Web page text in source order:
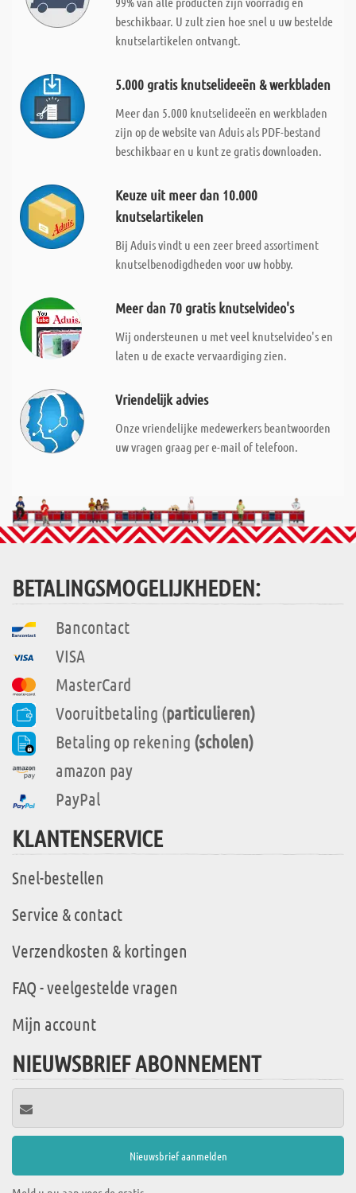
beschikbaar. U zult zien hoe snel u uw bestelde
knutselartikelen ontvangt.
5.000 gratis knutselideeën & werkbladen
Meer dan 5.000 knutselideeën en werkbladen
zijn op de website van Aduis als PDF-bestand
beschikbaar en u kunt ze gratis downloaden.
Keuze uit meer dan 10.000
knutselartikelen
Bij Aduis vindt u een zeer breed assortiment
knutselbenodigdheden voor uw hobby.
Meer dan 70 gratis knutselvideo's
Wij ondersteunen u met veel knutselvideo's en
laten u de exacte vervaardiging zien.
Vriendelijk advies
Onze vriendelijke medewerkers beantwoorden
uw vragen graag per e-mail of telefoon.
BETALINGSMOGELIJKHEDEN:
Bancontact
VISA
MasterCard
Vooruitbetaling (particulieren)
Betaling op rekening (scholen)
amazon pay
PayPal
KLANTENSERVICE
Snel-bestellen
Service & contact
Verzendkosten & kortingen
FAQ - veelgestelde vragen
Mijn account
NIEUWSBRIEF ABONNEMENT